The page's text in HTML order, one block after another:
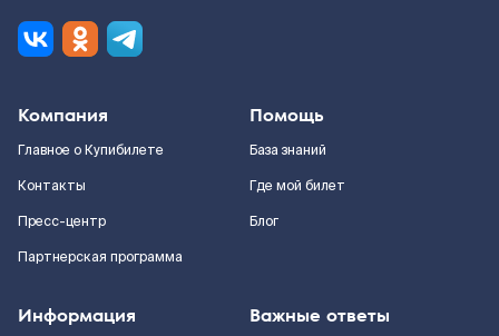
Компания
Главное о Купибилете
Контакты
Пресс-центр
Партнерская программа
Помощь
База знаний
Где мой билет
Блог
Информация Важные ответы